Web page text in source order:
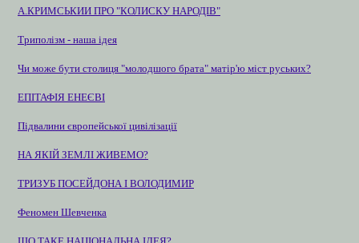
А.КРИМСЬКИИ ПРО "КОЛИСКУ НАРОДІВ"
Триполізм - наша ідея
Чи може бути столиця "молодшого брата" матір'ю міст руських?
ЕПІТАФІЯ ЕНЕЄВІ
Підвалини європейської цивілізації
НА ЯКІЙ ЗЕМЛІ ЖИВЕМО?
ТРИЗУБ ПОСЕЙДОНА І ВОЛОДИМИР
Феномен Шевченка